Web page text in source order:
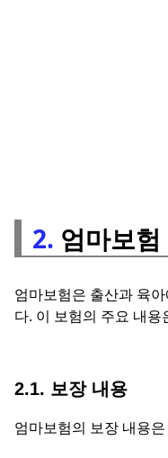
2. 엄마보
엄마보험은 출산과 육
다. 이 보험의 주요 내용
2.1. 보장 내용
엄마보험의 보장 내용